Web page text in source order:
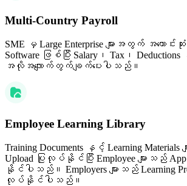
Multi-Country Payroll
SME မှ Large Enterprise များအတွက် အကောင်းဆုံ
Software ဖြစ်ပြီး Salary၊ Tax၊ Deductions
အလိုအလျောက်တွက်ချက်ပေးပါသည်။
Employee Learning Library
Training Documents နှင့် Learning Materials
Upload ပြုလုပ်နိုင်ပြီး Employee များသည်
နိုင်ပါသည်။ Employers များသည် Learning
လုပ်နိုင်ပါသည်။